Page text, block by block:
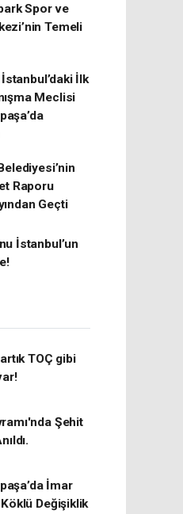
Spor ve
Temeli
İlk
Meclisi
Raporu
Geçti
İstanbul’un
TOÇ gibi
Şehit
İmar
Değişiklik